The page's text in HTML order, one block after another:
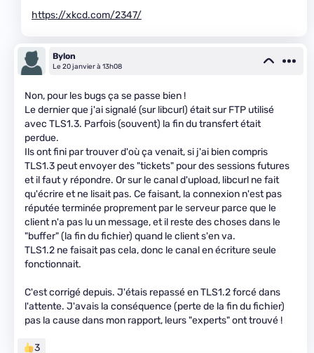
https://xkcd.com/2347/
Bylon
Le 20 janvier à 13h08
Non, pour les bugs ça se passe bien !
Le dernier que j'ai signalé (sur libcurl) était sur FTP utilisé
avec TLS1.3. Parfois (souvent) la fin du transfert était
perdue.
Ils ont fini par trouver d'où ça venait, si j'ai bien compris
TLS1.3 peut envoyer des "tickets" pour des sessions futures
et il faut y répondre. Or sur le canal d'upload, libcurl ne fait
qu'écrire et ne lisait pas. Ce faisant, la connexion n'est pas
réputée terminée proprement par le serveur parce que le
client n'a pas lu un message, et il reste des choses dans le
"buffer" (la fin du fichier) quand le client s'en va.
TLS1.2 ne faisait pas cela, donc le canal en écriture seule
fonctionnait.
C'est corrigé depuis. J'étais repassé en TLS1.2 forcé dans
l'attente. J'avais la conséquence (perte de la fin du fichier)
pas la cause dans mon rapport, leurs "experts" ont trouvé !
3